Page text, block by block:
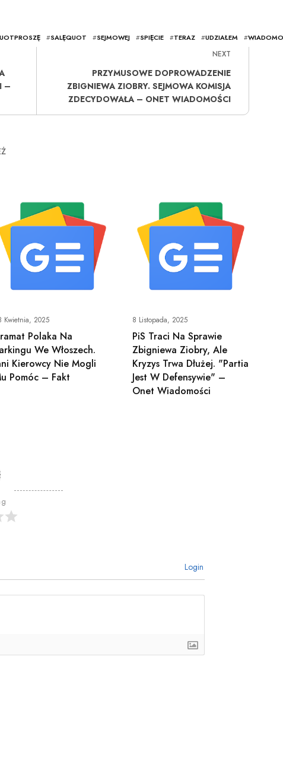
#SALĘQUOT #SEJMOWEJ #SPIĘCIE #TERAZ #UDZIAŁEM #
–
NEXT
PRZYMUSOWE DOPROWADZENIE
ZBIGNIEWA ZIOBRY. SEJMOWA KOMISJA
ZDECYDOWAŁA – ONET WIADOMOŚCI
Kwietnia, 2025
Polaka Na
We Włoszech.
Kierowcy Nie Mogli
Pomóc – Fakt
8 Listopada, 2025
PiS Traci Na Sprawie
Zbigniewa Ziobry, Ale
Kryzys Trwa Dłużej. "Partia
Jest W Defensywie" –
Onet Wiadomości
Login